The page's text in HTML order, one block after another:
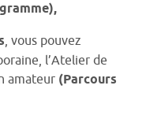
, vous pouvez
l’Atelier de
amateur (Parcours